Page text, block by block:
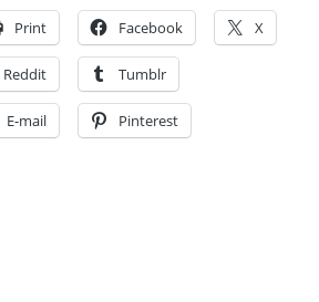
Print Facebook X
Reddit Tumblr
E-mail Pinterest